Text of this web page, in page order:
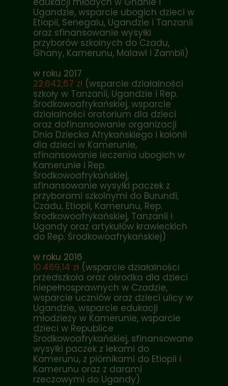
Ugandzie, wsparcie ubogich dzieci w
Etiopii, Senegalu, Ugandzie i Tanzanii
oraz sfinansowanie wysyłki
przyborów szkolnych do Czadu,
Ghany, Kamerunu, Malawi i Zambii)
w roku 2017
22.642,67 zł (wsparcie działalności
szkoły w Tanzanii, Ugandzie i Rep.
Środkowoafrykańskiej, wsparcie
działalności oratorium dla dzieci
oraz dofinansowanie organizacji
Dnia Dziecka Afrykańskiego i kolonii
dla dzieci w Kamerunie,
sfinansowanie leczenia ubogich w
Kamerunie i Rep.
Środkowoafrykańskiej,
sfinansowanie wysyłki paczek z
przyborami szkolnymi do Burundi,
Czadu, Etiopii, Kamerunu, Rep.
Środkowoafrykańskiej, Tanzanii i
Ugandy oraz artykułów krawieckich
do Rep. Środkowoafrykańskiej)
w roku 2016
10.469,14 zł (wsparcie działalności
przedszkola oraz ośrodka dla dzieci
niepełnosprawnych w Czadzie,
wsparcie uczniów oraz dzieci ulicy w
Ugandzie, wsparcie edukacji
młodzieży w Kamerunie, wsparcie
dzieci w Republice
Środkowoafrykańskiej, sfinansowane
wysyłki paczek z lekami do
Kamerunu, z piórnikami do Etiopii i
Kamerunu oraz z darami
rzeczowymi do Ugandy)